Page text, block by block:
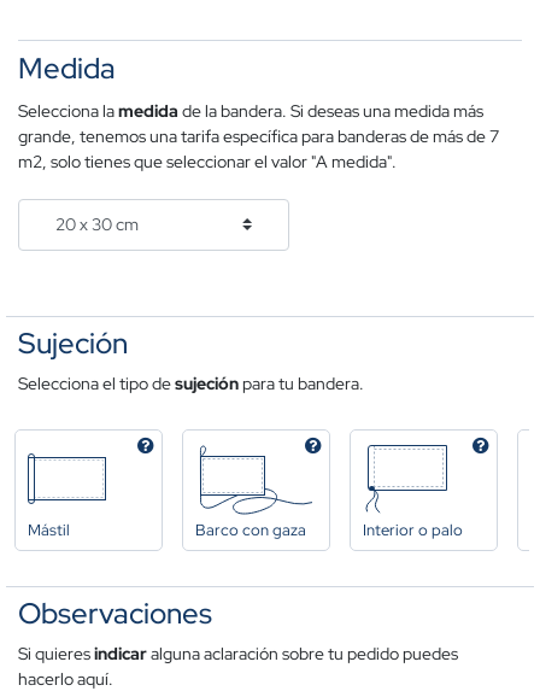
Medida
Selecciona lamedida de la bandera. Si deseas una medida más
grande, tenemos una tarifa específica para banderas de más de 7
m2, solo tienes que seleccionar el valor "A medida".
Sujeción
Selecciona el tipo desujeciónpara tu bandera.
Mástil Barco con gaza Interior o palo
Observaciones
Si quieresindicaralguna aclaración sobre tu pedido puedes
hacerlo aquí.